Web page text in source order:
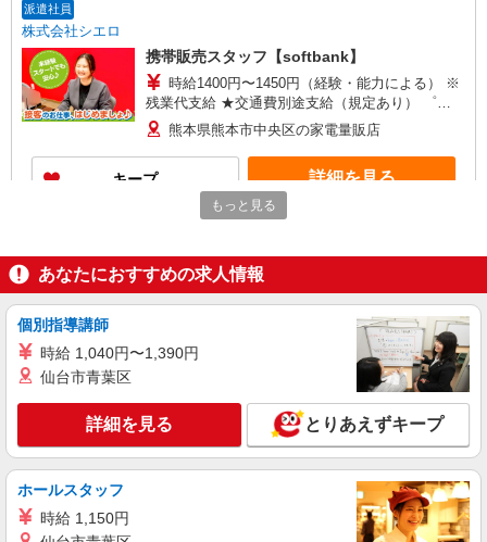
派遣社員
株式会社シエロ
携帯販売スタッフ【softbank】
時給1400円〜1450円（経験・能力による） ※
残業代支給 ★交通費別途支給（規定あり） ゜
+゜・。○。・゜+゜・。○。・゜+゜ 入社祝い金10
万円支給(規定有) お友達を紹介頂くと, インセンテ
ィブ支給(規定有) ★月2回払い・週払い可能（規程
有）★ ゜・。○。・゜+゜・。○。・゜+゜
熊本県熊本市中央区の家電量販店
キープ 詳細を見る
スマホ携帯販売【ワイモバイル】
時給1400円〜1450円（経験・能力による） ※
残業代支給 ★交通費別途支給（規定あり） ゜
+゜・。○。・゜+゜・。○。・゜+゜ 入社祝い金10
万円支給(規定有) お友達を紹介頂くと, インセンテ
有）★ ゜・。○。・゜+゜・。○。・゜+゜
熊本県熊本市中央区の家電量販店
詳細を見る
紹介予定派遣
株式会社シエロ
人気機種に詳しくなれる携帯販売【au】
月給259200円〜300000円（経験・能力によ
もっと見る
あなたにおすすめの求人情報
個別指導講師
時給 1,040円〜1,390円
仙台市青葉区
詳細を見る とりあえずキープ
ホールスタッフ
時給 1,150円